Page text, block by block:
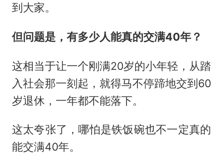
到大家。
但问题是， 有多少人能真的交满40年？
这相当于让一个刚满20岁的小年轻，从踏
入社会那一刻起，就得马不停蹄地交到60
岁退休，一年都不能落下。
这太夸张了，哪怕是铁饭碗也不一定真的
能交满40年。